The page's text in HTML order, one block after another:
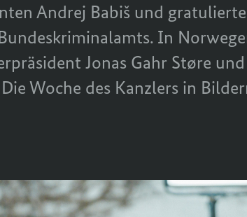
Andrej Babiš und
In
Jonas Gahr Støre
Die Woche des Kanzlers in